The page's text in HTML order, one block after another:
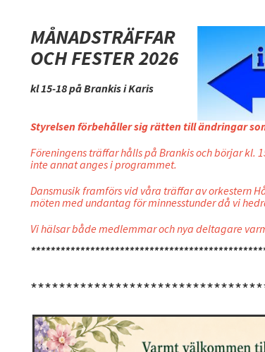
MÅNADSTRÄFFAR
OCH FESTER 2026
kl 15-18 på Brankis i Karis
Styrelsen förbehåller sig rätten till ändringar
Föreningens träffar hålls på Brankis och börjar kl.
inte annat anges i programmet.
Dansmusik framförs vid våra träffar av orkestern
möten med undantag för minnesstunder då vi
Vi hälsar både medlemmar och nya deltagare